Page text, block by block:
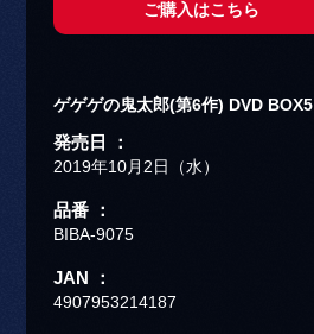
ご購入はこちら
ゲゲゲの鬼太郎(第6作) DVD BOX5
発売日 ：
2019年10月2日（水）
品番 ：
BIBA-9075
JAN ：
4907953214187